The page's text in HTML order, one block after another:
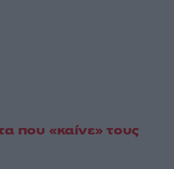
που «καίνε» τους